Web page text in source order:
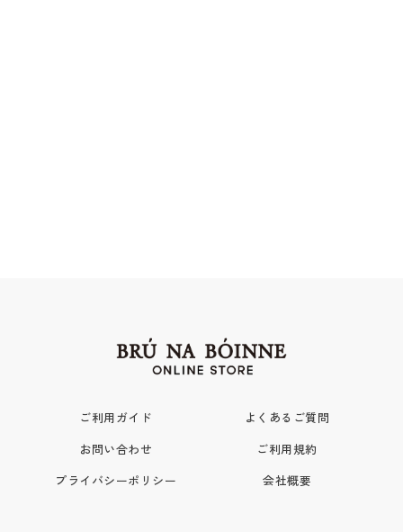
ご利用ガイド
よくあるご質問
お問い合わせ
ご利用規約
プライバシーポリシー
会社概要